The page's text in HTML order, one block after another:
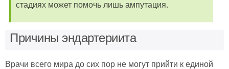
стадиях может помочь лишь ампутация.
Причины эндартериита
Врачи всего мира до сих пор не могут прийти к единой